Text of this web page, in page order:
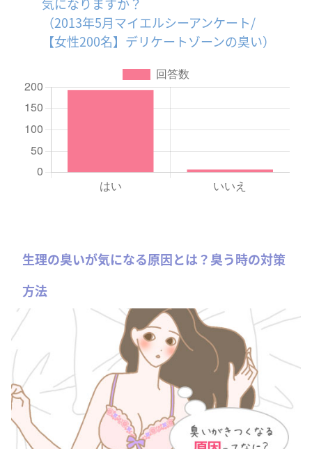
（2013年5月マイエルシーアンケート/
【女性200名】デリケートゾーンの臭い）
生理の臭いが気になる原因とは？臭う時の対策
方法